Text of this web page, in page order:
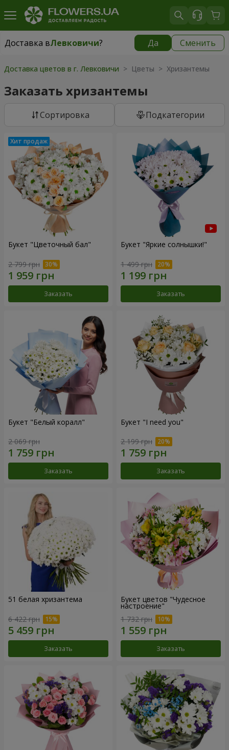
Доставка вЛевковичи? Да Сменить
Доставка вЛевковичи|
Доставка цветов в г. Левковичи > Цветы > Хризантемы
Заказать хризантемы
Cортировка Подкатегории
Букет "Цветочный бал"
2 799 грн
Заказать
Букет "Яркие солнышки!"
1 499 грн
Заказать
Букет "Белый коралл"
2 069 грн
Заказать
Букет "I need you"
2 199 грн
Заказать
51 белая хризантема
6 422 грн
Заказать
Букет цветов "Чудесное
настроение"
1 732 грн
Заказать